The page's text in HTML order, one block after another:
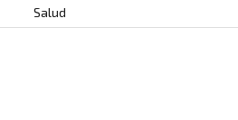
Salud